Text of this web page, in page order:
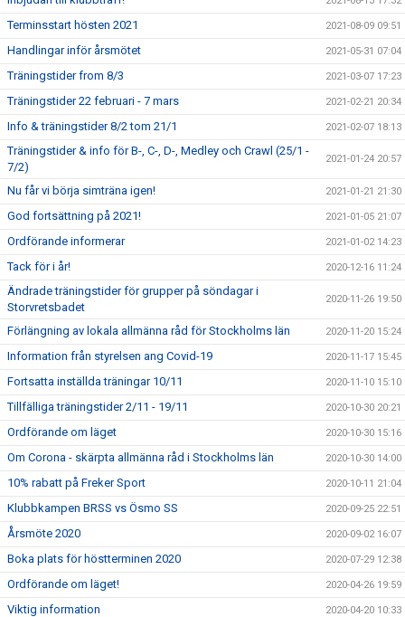
Terminsstart hösten 2021 2021-08-09 09:51
Handlingar inför årsmötet 2021-05-31 07:04
Träningstider from 8/3 2021-03-07 17:23
Träningstider 22 februari - 7 mars 2021-02-21 20:34
Info & träningstider 8/2 tom 21/1 2021-02-07 18:13
Träningstider & info för B-, C-, D-, Medley och Crawl (25/1 -
7/2)
2021-01-24 20:57
Nu får vi börja simträna igen! 2021-01-21 21:30
God fortsättning på 2021! 2021-01-05 21:07
Ordförande informerar 2021-01-02 14:23
Tack för i år! 2020-12-16 11:24
Ändrade träningstider för grupper på söndagar i
Storvretsbadet
2020-11-26 19:50
Förlängning av lokala allmänna råd för Stockholms län 2020-11-20 15:24
Information från styrelsen ang Covid-19 2020-11-17 15:45
Fortsatta inställda träningar 10/11 2020-11-10 15:10
Tillfälliga träningstider 2/11 - 19/11 2020-10-30 20:21
Ordförande om läget 2020-10-30 15:16
Om Corona - skärpta allmänna råd i Stockholms län 2020-10-30 14:00
10% rabatt på Freker Sport 2020-10-11 21:04
Klubbkampen BRSS vs Ösmo SS 2020-09-25 22:51
Årsmöte 2020 2020-09-02 16:07
Boka plats för höstterminen 2020 2020-07-29 12:38
Ordförande om läget! 2020-04-26 19:59
Viktig information 2020-04-20 10:33